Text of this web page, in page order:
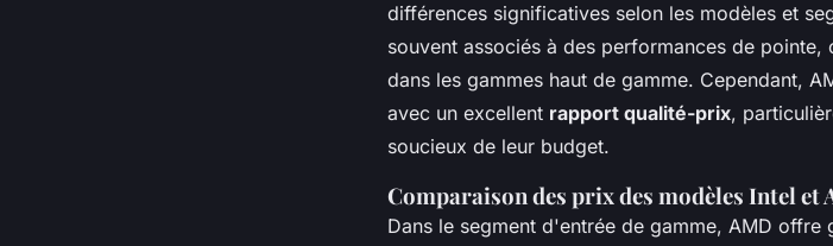
différences significatives selon les modèles et
souvent associés à des performances de
dans les gammes haut de gamme. Cependant,
avec un excellent rapport qualité-prix,
soucieux de leur budget.
Comparaison des prix des modèles Intel et
Dans le segment d'entrée de gamme, AMD offre